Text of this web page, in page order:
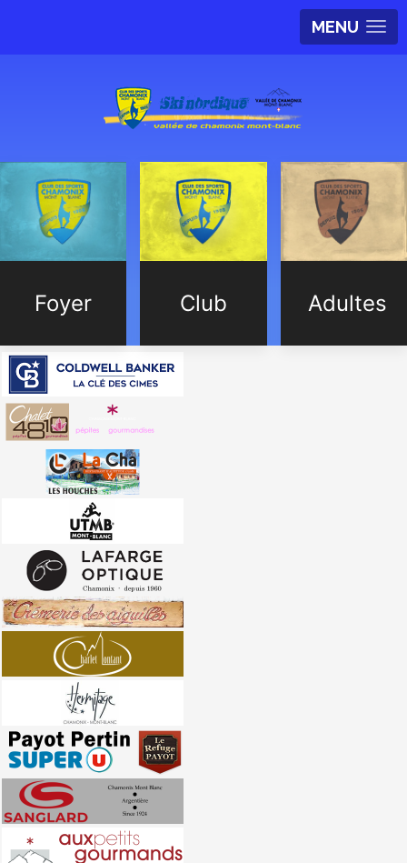
MENU
Foyer Club Adultes